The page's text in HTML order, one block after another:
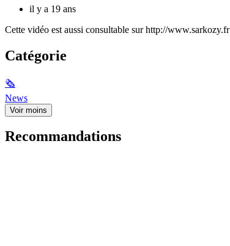
il y a 19 ans
Cette vidéo est aussi consultable sur http://www.sarkozy.fr
Catégorie
🗞
News
Voir moins
Recommandations